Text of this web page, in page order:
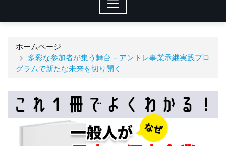
ホームページ
多彩な参加者が集う舞台 – アントレ事業承継実践プロ
グラムで新たな未来を切り開く